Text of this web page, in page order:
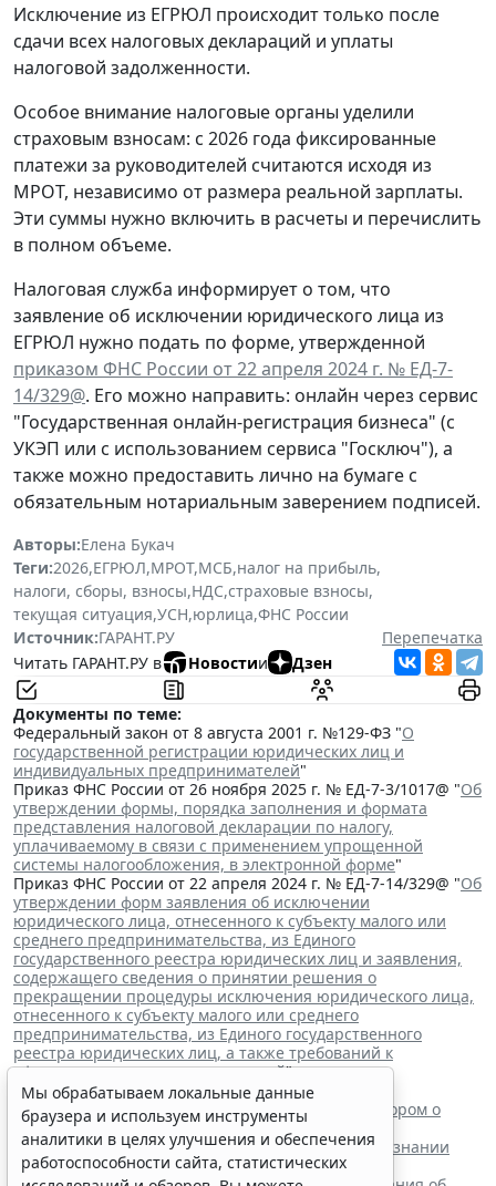
Исключение из ЕГРЮЛ происходит только после
сдачи всех налоговых деклараций и уплаты
налоговой задолженности.
Особое внимание налоговые органы уделили
страховым взносам: с 2026 года фиксированные
платежи за руководителей считаются исходя из
МРОТ, независимо от размера реальной зарплаты.
Эти суммы нужно включить в расчеты и перечислить
в полном объеме.
Налоговая служба информирует о том, что
заявление об исключении юридического лица из
ЕГРЮЛ нужно подать по форме, утвержденной
приказом ФНС России от 22 апреля 2024 г. № ЕД-7-
14/329@. Его можно направить: онлайн через сервис
"Государственная онлайн-регистрация бизнеса" (с
УКЭП или с использованием сервиса "Госключ"), а
также можно предоставить лично на бумаге с
обязательным нотариальным заверением подписей.
Авторы:Елена Букач
Теги:2026,ЕГРЮЛ,МРОТ,МСБ,налог на прибыль,
налоги, сборы, взносы,НДС,страховые взносы,
текущая ситуация,УСН,юрлица,ФНС России
Источник:ГАРАНТ.РУ
Перепечатка
Читать ГАРАНТ.РУ в
Новостии Дзен
Документы по теме:
Федеральный закон от 8 августа 2001 г. №129-ФЗ "О
государственной регистрации юридических лиц и
индивидуальных предпринимателей"
Приказ ФНС России от 26 ноября 2025 г. № ЕД-7-3/1017@ "Об
утверждении формы, порядка заполнения и формата
представления налоговой декларации по налогу,
уплачиваемому в связи с применением упрощенной
системы налогообложения, в электронной форме"
Приказ ФНС России от 22 апреля 2024 г. № ЕД-7-14/329@ "Об
утверждении форм заявления об исключении
юридического лица, отнесенного к субъекту малого или
среднего предпринимательства, из Единого
государственного реестра юридических лиц и заявления,
содержащего сведения о принятии решения о
прекращении процедуры исключения юридического лица,
отнесенного к субъекту малого или среднего
предпринимательства, из Единого государственного
реестра юридических лиц, а также требований к
оформлению указанных заявлений"
Читайте также:
ВС РФ поддержал заявителя в споре с регистратором о
внесении записи в ЕГРЮЛ
Суд обязал заключить трудовой договор при признании
отказа в приеме незаконным
Мы обрабатываем локальные данные
браузера и используем инструменты
аналитики в целях улучшения и обеспечения
работоспособности сайта, статистических